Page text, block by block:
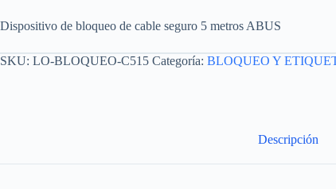
Dispositivo de bloqueo de cable seguro 5 metros ABUS
SKU: LO-BLOQUEO-C515 Categoría: BLOQUEO Y
Descripción